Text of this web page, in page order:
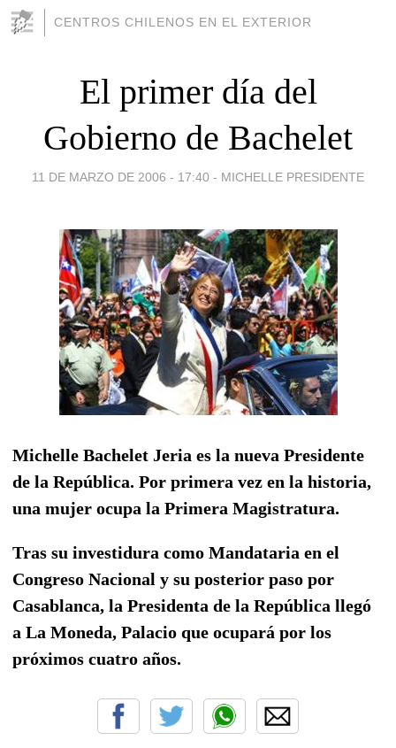
CENTROS CHILENOS EN EL EXTERIOR
El primer día del
Gobierno de Bachelet
11 DE MARZO DE 2006 - 17:40 - MICHELLE PRESIDENTE
Michelle Bachelet Jeria es la nueva Presidente
de la República. Por primera vez en la historia,
una mujer ocupa la Primera Magistratura.
Tras su investidura como Mandataria en el
Congreso Nacional y su posterior paso por
Casablanca, la Presidenta de la República llegó
a La Moneda, Palacio que ocupará por los
próximos cuatro años.